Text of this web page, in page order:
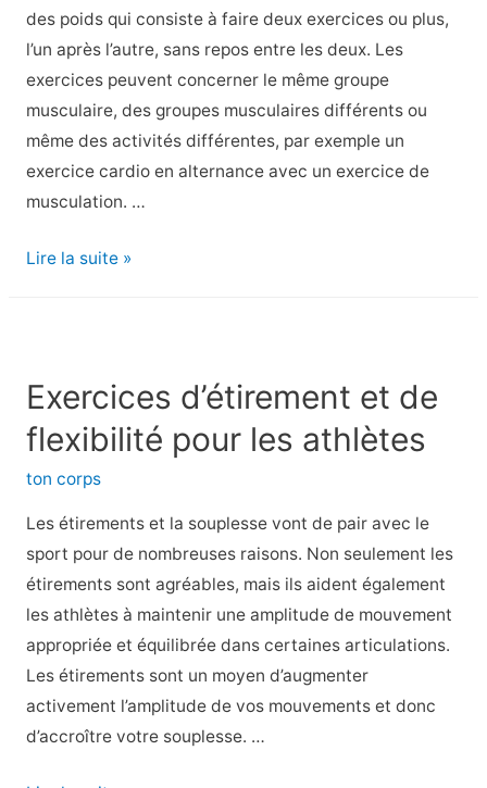
des poids qui consiste à faire deux exercices ou plus,
l’un après l’autre, sans repos entre les deux. Les
exercices peuvent concerner le même groupe
musculaire, des groupes musculaires différents ou
même des activités différentes, par exemple un
exercice cardio en alternance avec un exercice de
musculation. …
Comment
de
meilleures
séances
Lire la suite »
Exercices d’étirement et de
flexibilité pour les athlètes
ton corps
Les étirements et la souplesse vont de pair avec le
sport pour de nombreuses raisons. Non seulement les
étirements sont agréables, mais ils aident également
les athlètes à maintenir une amplitude de mouvement
appropriée et équilibrée dans certaines articulations.
Les étirements sont un moyen d’augmenter
activement l’amplitude de vos mouvements et donc
d’accroître votre souplesse. …